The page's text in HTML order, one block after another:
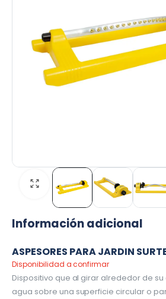
Información adicional
ASPESORES PARA JARDIN
Disponibilidad a confirmar
Dispositivo que al girar alrededor de
agua sobre una superficie circular o